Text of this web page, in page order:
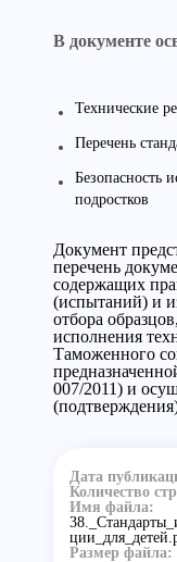
В документе
Технические
Перечень
Безопасность
подростков
Документ
перечень
содержащих
(испытаний) и
отбора
исполнения
Таможенного
007/2011) и
Дата
Количество
Имя файла:
Размер файла: